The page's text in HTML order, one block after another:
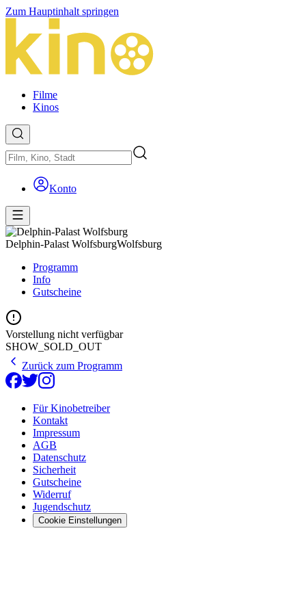
Zum Hauptinhalt springen
Filme
Kinos
Konto
Delphin-Palast WolfsburgWolfsburg
Programm
Info
Gutscheine
Vorstellung nicht verfügbar
SHOW_SOLD_OUT
Zurück zum Programm
Für Kinobetreiber
Kontakt
Impressum
AGB
Datenschutz
Sicherheit
Gutscheine
Widerruf
Jugendschutz
Cookie Einstellungen